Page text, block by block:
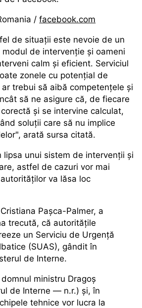
/facebook.com
de situații este nevoie de un
de intervenție și oameni
calm și eficient. Serviciul
zonele cu potențial de
trebui să aibă competențele și
să ne asigure că, de fiecare
și se intervine calculat,
soluții care să nu implice
arată sursa citată.
lipsa unui sistem de intervenții și
astfel de cazuri vor mai
va lăsa loc
Pașca-Palmer, a
trecută, că autoritățile
un Serviciu de Urgență
(SUAS), gândit în
de Interne.
ministru Dragoș
de Interne — n.r.) și, în
tehnice vor lucra la